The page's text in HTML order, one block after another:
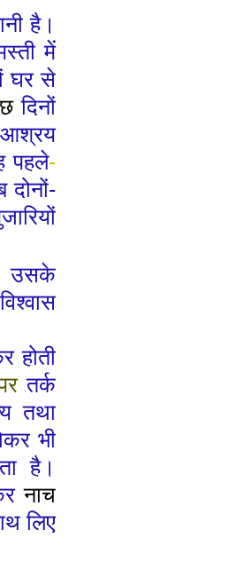
है।
में
घर से
दिनों
आश्रय
पहले-
दोनों-
उसके
होती
तर्क
तथा
भी
है।
नाच
लिए